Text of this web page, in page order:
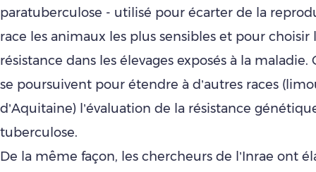
paratuberculose - utilisé pour écarter de la
race les animaux les plus sensibles et pour choisir
résistance dans les élevages exposés à la maladie.
se poursuivent pour étendre à d’autres races
d’Aquitaine) l’évaluation de la résistance
tuberculose.
De la même façon, les chercheurs de l’Inrae ont